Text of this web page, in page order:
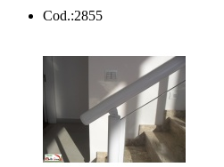
Cod.:2855